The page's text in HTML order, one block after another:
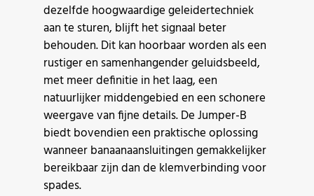
dezelfde hoogwaardige geleidertechniek
aan te sturen, blijft het signaal beter
behouden. Dit kan hoorbaar worden als een
rustiger en samenhangender geluidsbeeld,
met meer definitie in het laag, een
natuurlijker middengebied en een schonere
weergave van fijne details. De Jumper-B
biedt bovendien een praktische oplossing
wanneer banaanaansluitingen gemakkelijker
bereikbaar zijn dan de klemverbinding voor
spades.